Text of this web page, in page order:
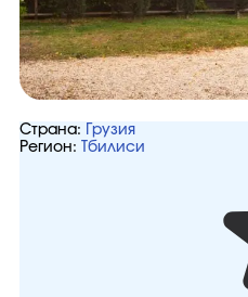
Страна:
Грузия
Регион:
Тбилиси